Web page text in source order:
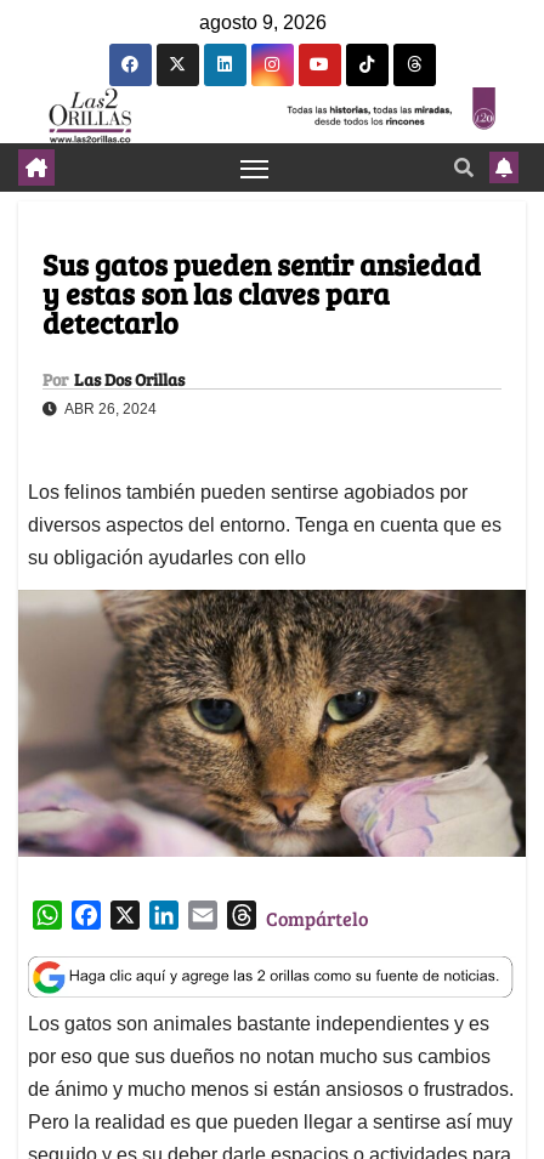
agosto 9, 2026
Sus gatos pueden sentir ansiedad
y estas son las claves para
detectarlo
Por Las Dos Orillas
ABR 26, 2024
Los felinos también pueden sentirse agobiados por
diversos aspectos del entorno. Tenga en cuenta que es
su obligación ayudarles con ello
W
a
t
s
A
p
p
c
e
b
o
o
k
n
k
e
d
I
n
a
i
l
T
r
e
a
d
s
Compártelo
Los gatos son animales bastante independientes y es
por eso que sus dueños no notan mucho sus cambios
de ánimo y mucho menos si están ansiosos o frustrados.
Pero la realidad es que pueden llegar a sentirse así muy